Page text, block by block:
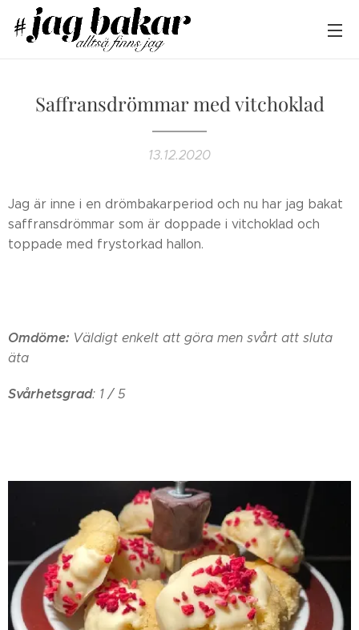
Saffransdrömmar med vitchoklad
13.12.2020
Jag är inne i en drömbakarperiod och nu har jag bakat
saffransdrömmar som är doppade i vitchoklad och
toppade med frystorkad hallon.
Omdöme: Väldigt enkelt att göra men svårt att sluta
äta
Svårhetsgrad: 1 / 5